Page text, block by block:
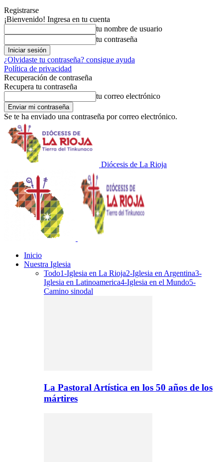
Registrarse
¡Bienvenido! Ingresa en tu cuenta
tu nombre de usuario
tu contraseña
¿Olvidaste tu contraseña? consigue ayuda
Política de privacidad
Recuperación de contraseña
Recupera tu contraseña
tu correo electrónico
Se te ha enviado una contraseña por correo electrónico.
Diócesis de La Rioja
Inicio
Nuestra Iglesia
Todo1-Iglesia en La Rioja2-Iglesia en Argentina3-
Iglesia en Latinoamerica4-Iglesia en el Mundo5-
Camino sinodal
La Pastoral Artística en los 50 años de los
mártires